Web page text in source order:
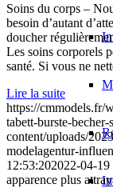
Soins du corps –
besoin d’autant
doucher
Les soins corporels
santé. Si vous ne
Lire la suite
https://cmmodels.fr/
tabett-burste-becher-
content/uploads/
modelagentur-
12:53:202022-04-
apparence plus